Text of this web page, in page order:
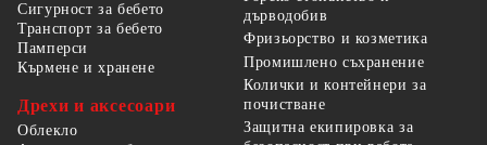
Сигурност за бебето
Транспорт за бебето
Памперси
Кърмене и хранене
Дрехи и аксесоари
Облекло
дърводобив
Фризьорство и козметика
Промишлено съхранение
Колички и контейнери за
почистване
Защитна екипировка за